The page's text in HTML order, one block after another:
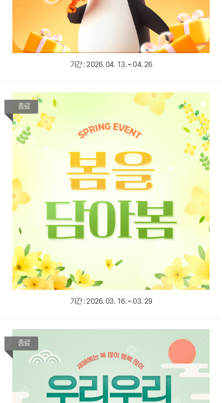
기간 : 2026. 04. 13. ~ 04. 26
종료
기간 : 2026. 03. 16. ~ 03. 29
종료